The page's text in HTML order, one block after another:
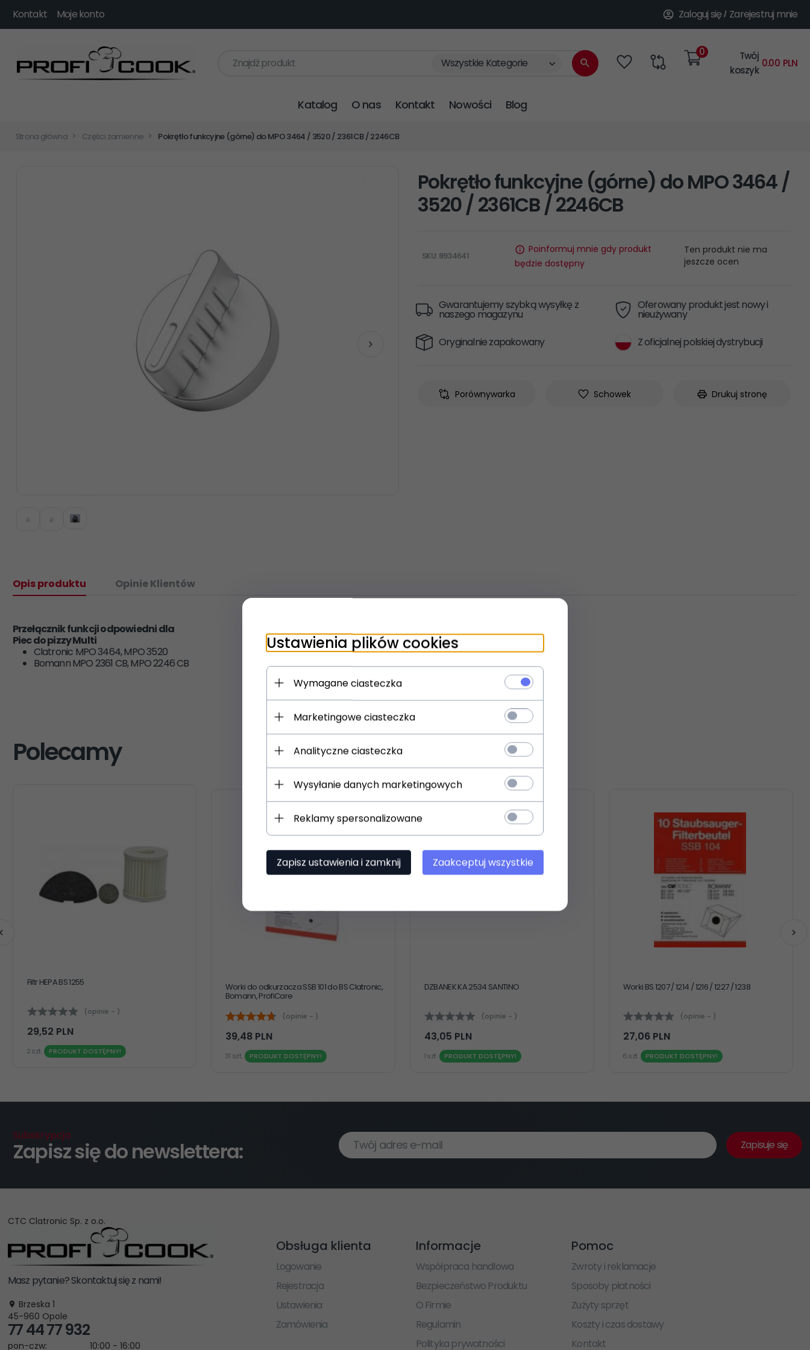
Zaloguj się Zarejestruj mnie
Kontakt Moje konto
Znajdź produkt categories_searcher
Wszystkie Kategorie
Twój
koszyk
0.00 PLN
0
Katalog O nas Kontakt Nowości Blog
Strona główna Części zamienne Pokrętło funkcyjne (górne) do MPO 3464 / 3520 / 2361CB / 2246CB
Pokrętło funkcyjne (górne) do MPO 3464 /
3520 / 2361CB / 2246CB
SKU: 8934641
Poinformuj mnie gdy produkt
będzie dostępny
Ten produkt nie ma
jeszcze ocen
Gwarantujemy szybką wysyłkę z
naszego magazynu
Oferowany produkt jest nowy i
nieużywany
Oryginalnie zapakowany
Z oficjalnej polskiej dystrybucji
Porównywarka Schowek Drukuj stronę
Opis produktu Opinie Klientów
Przełącznik funkcji odpowiedni dla
Piec do pizzy Multi
Clatronic MPO 3464, MPO 3520
Bomann MPO 2361 CB, MPO 2246 CB
Polecamy
Filtr HEPA BS 1255
(opinie - )
29,52 PLN
PRODUKT DOSTĘPNY!
2 szt.
Worki do odkurzacza SSB 101 do BS Clatronic,
Bomann, ProfiCare
(opinie - )
39,48 PLN
PRODUKT DOSTĘPNY!
31 szt.
DZBANEK KA 2534 SANTINO
(opinie - )
43,05 PLN
PRODUKT DOSTĘPNY!
1 szt.
Worki BS 1207 / 1214 / 1216 / 1227 / 1238
(opinie - )
27,06 PLN
PRODUKT DOSTĘPNY!
6 szt.
Ustawienia plików cookies
Wymagane ciasteczka
Marketingowe ciasteczka
Analityczne ciasteczka
Wysyłanie danych marketingowych
Reklamy spersonalizowane
Zapisz ustawienia i zamknij Zaakceptuj wszystkie
Subskrypcja
Zapisz się do newslettera: Twój adres e-mail Zapisuje się
CTC Clatronic Sp. z o.o.
Masz pytanie? Skontaktuj się z nami!
Brzeska 1
45-960 Opole
77 44 77 932
pon-czw: 10:00 - 16:00
Obsługa klienta
Logowanie
Rejestracja
Ustawienia
Zamówienia
Informacje
Współpraca handlowa
Bezpieczeństwo Produktu
O Firmie
Regulamin
Polityka prywatności
Pomoc
Zwroty i reklamacje
Sposoby płatności
Zużyty sprzęt
Koszty i czas dostawy
Kontakt